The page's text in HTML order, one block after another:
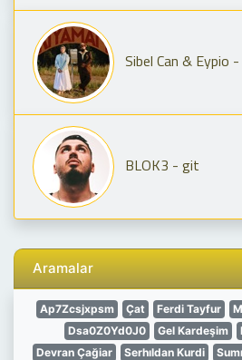
Sibel Can & Eypio
BLOK3 - git
Aramalar
Ap7Zcsjxpsm Çat Ferdi Tayfur
Dsa0Z0Yd0J0
Gel Kardeşim
Devran Çağiar
Serhıldan Kurdi